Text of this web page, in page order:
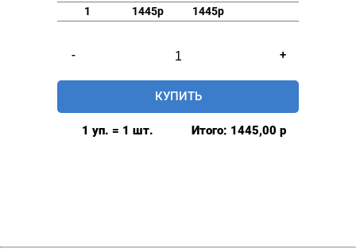
1 1445р 1445р
-
товара
Люверсы
стальные
+
КУПИТЬ
1 уп. = 1 шт. Итого: 1445,00 р